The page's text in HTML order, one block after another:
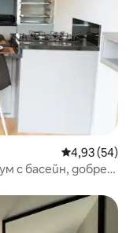
Средна
4,93 (54)
с басейн, добре